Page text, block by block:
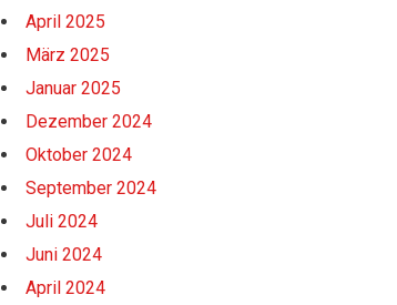
April 2025
März 2025
Januar 2025
Dezember 2024
Oktober 2024
September 2024
Juli 2024
Juni 2024
April 2024